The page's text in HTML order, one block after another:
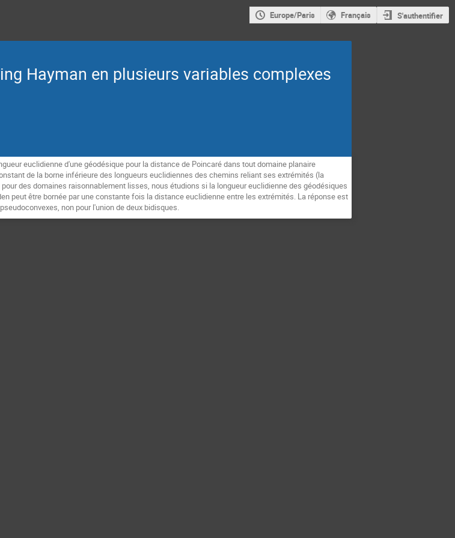
Europe/Paris Français S'authentifier
Hayman en plusieurs variables complexes
euclidienne d'une géodésique pour la distance de Poincaré dans tout domaine planaire
de la borne inférieure des longueurs euclidiennes des chemins reliant ses extrémités (la
des domaines raisonnablement lisses, nous étudions si la longueur euclidienne des géodésiques
peut être bornée par une constante fois la distance euclidienne entre les extrémités. La réponse est
non pour l'union de deux bidisques.